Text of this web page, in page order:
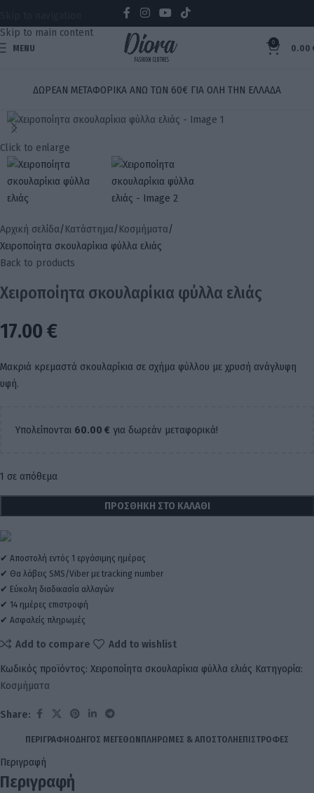
Skip to main content
MENU
0
0.00
ΔΩΡΕΑΝ ΜΕΤΑΦΟΡΙΚΑ ΑΝΩ ΤΩΝ 60€ ΓΙΑ ΟΛΗ ΤΗΝ ΕΛΛΑΔΑ
Click to enlarge
Αρχική σελίδα Κατάστημα Κοσμήματα
Χειροποίητα σκουλαρίκια φύλλα ελιάς
Back to products
Χειροποίητα σκουλαρίκια φύλλα ελιάς
17.00 €
Μακριά κρεμαστά σκουλαρίκια σε σχήμα φύλλου με χρυσή ανάγλυφη
υφή.
Υπολείπονται 60.00 € για δωρεάν μεταφορικά!
1 σε απόθεμα
ΠΡΟΣΘΉΚΗ ΣΤΟ ΚΑΛΆΘΙ
✔ Αποστολή εντός 1 εργάσιμης ημέρας
✔ Θα λάβεις SMS/Viber με tracking number
✔ Εύκολη διαδικασία αλλαγών
✔ 14 ημέρες επιστροφή
✔ Ασφαλείς πληρωμές
Add to compare
Add to wishlist
Κωδικός προϊόντος: Χειροποίητα σκουλαρίκια φύλλα ελιάς Κατηγορία:
Κοσμήματα
Share:
ΠΕΡΙΓΡΑΦΉΟΔΗΓΌΣ ΜΕΓΕΘΏΝΠΛΗΡΩΜΈΣ & ΑΠΟΣΤΟΛΉΕΠΙΣΤΡΟΦΈΣ
Περιγραφή
Περιγραφή